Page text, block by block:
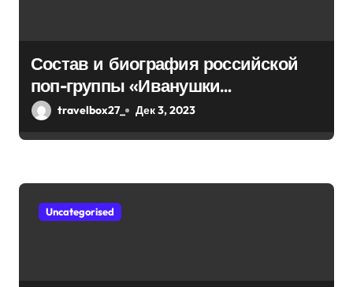
п
и
с
я
Состав и биография российской
поп-группы «Иванушки
интернешнл» — история успеха,
travelbox27_ Дек 3, 2023
Uncategorised